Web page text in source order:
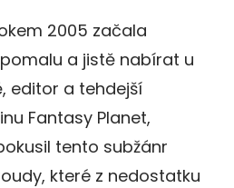
2005 začala
a jistě nabírat u
editor a tehdejší
Fantasy Planet,
tento subžánr
které z nedostatku